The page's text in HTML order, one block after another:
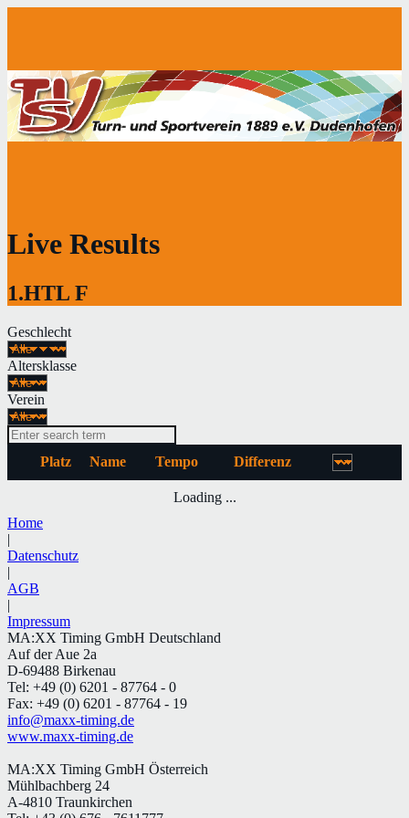
Live Results
1.HTL F
Geschlecht
Altersklasse
Verein
Platz Name Tempo Differenz
Loading ...
Home
|
Datenschutz
|
AGB
|
Impressum
MA:XX Timing GmbH Deutschland
Auf der Aue 2a
D-69488 Birkenau
Tel: +49 (0) 6201 - 87764 - 0
Fax: +49 (0) 6201 - 87764 - 19
info@maxx-timing.de
www.maxx-timing.de
MA:XX Timing GmbH Österreich
Mühlbachberg 24
A-4810 Traunkirchen